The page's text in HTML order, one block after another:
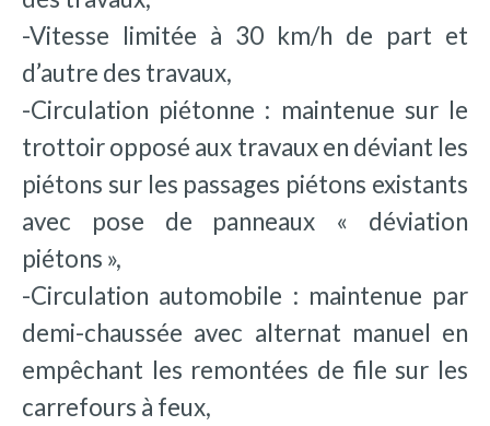
-Vitesse limitée à 30 km/h de part et
d’autre des travaux,
-Circulation piétonne : maintenue sur le
trottoir opposé aux travaux en déviant les
piétons sur les passages piétons existants
avec pose de panneaux « déviation
piétons »,
-Circulation automobile : maintenue par
demi-chaussée avec alternat manuel en
empêchant les remontées de file sur les
carrefours à feux,